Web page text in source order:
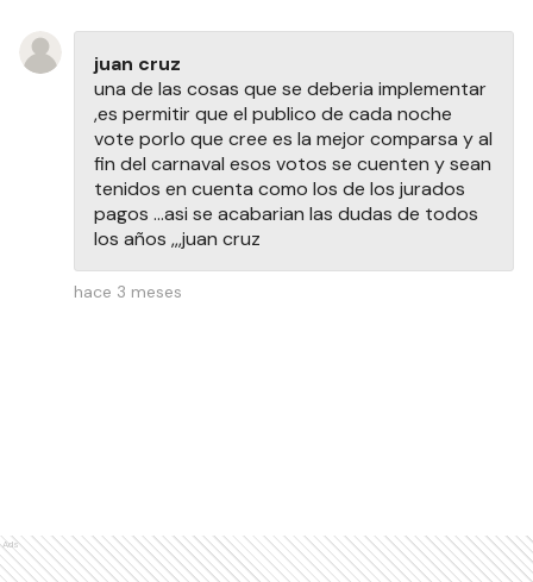
juan cruz
una de las cosas que se deberia implementar
,es permitir que el publico de cada noche
vote porlo que cree es la mejor comparsa y al
fin del carnaval esos votos se cuenten y sean
tenidos en cuenta como los de los jurados
pagos ...asi se acabarian las dudas de todos
los años ,,,juan cruz
hace 3 meses
Ads